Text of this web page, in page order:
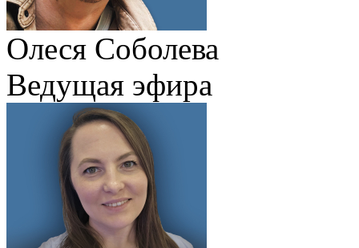
Олеся Соболева
Ведущая эфира